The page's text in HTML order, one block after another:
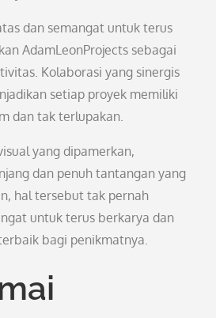
dan semangat untuk terus
AdamLeonProjects sebagai
Kolaborasi yang sinergis
setiap proyek memiliki
dan tak terlupakan.
yang dipamerkan,
dan penuh tantangan yang
hal tersebut tak pernah
untuk terus berkarya dan
bagi penikmatnya.